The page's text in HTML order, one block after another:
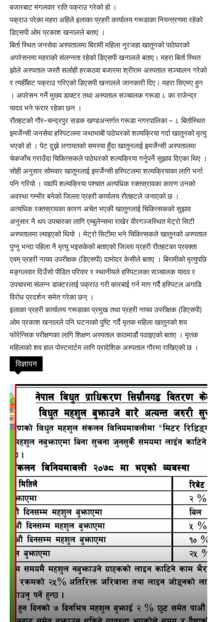
बजारबाट मंगलवार राति पक्राउ गरेको हो ।
पक्राउ परेका महरा अहिले इलाका प्रहरी कार्यालय गरूडाका नियन्त्रणमा रहेको
डिएसपी ओम प्रकाश खनालले बताए ।
बिर्ता स्थित जनसेवा अस्पतालमा बिरामी महिला नुरजहा खातुनको पाठेघरको
अपरेसनमा महराको संलग्नता रहेको डिएसपी खनालले बताए। महरा बिर्ता स्थित
झोले अस्पताल जस्तै सर्लाही हरकठवा बजारमा श्रीराम अस्पताल सञ्चालन गरेको
र त्यहीँबाट पक्राउ गरिएको डिएसपी खनालले जानकारी दिए। महरा सिएमए हुन
। अपरेसन गर्ने मुख्य डाक्टर तथा अस्पताल सञ्चालक गरूडा ८ का राजेन्द्र
यादव भने फरार रहेका छन ।
रौतहटको गौर–चन्द्रपुर सडक खण्डअन्तर्गत गरूडा नगरपालिका – ८ बिर्तास्थित
इमर्जेन्सी जनसेवा हस्पिटलमा जथाभाबी पाठेघरको शल्यक्रिया गर्दा खातुनको मृत्यु
भएको हो । पेट दुख्ने लगायतको समस्या हुँदा खातुनलाई इमर्जेन्सी अस्पतालमा
चेकजाँच गराउँदा चिकित्सकले पाठेघरको शल्यक्रिया गर्नुपर्ने सुझाव दिएका थिए ।
सोही अनुसार सोमवार खातुनलाई इमर्जेन्सी हस्पिटलमा शल्यक्रियाका लागि भर्ना
पनि गरियो । यद्यपि शल्यक्रिया पश्चात अत्यधिक रक्तस्रावका कारण उनको
अवस्था गम्भीर बनेको जिल्ला प्रहरी कार्यालय रौतहटले जनाएको छ ।
अत्यधिक रक्तस्रावका कारण अचेत भएकी खातुनलाई चिकित्सकको सुझाव
अनुसार नै थप उपचारका लागि एम्बुलेन्समा राखेर वीरगञ्जस्थित मेट्रो सिटी
अस्पतालमा ल्याइएको थियो । मेट्रो सिटीमा भने चिकित्सकले खातुनको अस्पताल
पुग्नु भन्दा पहिला नै मृत्यु भइसकेको बताएको जिल्ला प्रहरी रौतहटका प्रवक्ता
एवम् प्रहरी नायव उपरीक्षक (डिएसपी) दामोदर केसीले बताए । बिरामीको मृत्युपछि
मङ्गलवार दिउँसो पीडित परिवार र स्थानीयले हस्पिटलका सञ्चालक यादव र
उपचारमा संलग्न डाक्टरलाई पक्राउ गरी कारबाई गर्न माग गर्दै हस्पिटल अगाडि
विरोध प्रदर्शन समेत गरेका छन् ।
इलाका प्रहरी कार्यालय गरूडाका प्रमुख तथा प्रहरी नायव उपरीक्षक (डिएसपी)
ओम प्रकाश खनालले पनि घटनाको पुष्टि गर्दै मृतक महिला खातुनको शव
फोरेन्सिक परीक्षणका लागि शिक्षण अस्पताल काठमाडौं पठाइएको बताए । मृतक
महिलाको शव हाल पोस्टमार्टम लागि प्रादेशिक अस्पताल गौरमा राखिएको छ ।
विज्ञापन